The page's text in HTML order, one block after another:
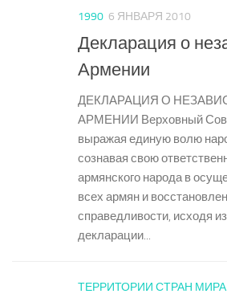
1990 6 ЯНВАРЯ 2010
Декларация о
Армении
ДЕКЛАРАЦИЯ О
АРМЕНИИ Верховный
выражая единую волю
сознавая свою
армянского народа в
всех армян и
справедливости, исходя
декларации...
ТЕРРИТОРИИ СТРАН МИРА